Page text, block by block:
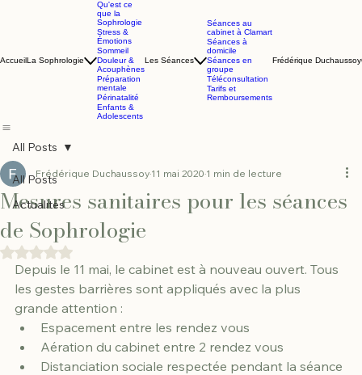
AccueilLa Sophrologie
Qu'est ce
que la
Sophrologie
Stress &
Émotions
Sommeil
Douleur &
Acouphènes
Préparation
mentale
Périnatalité
Enfants &
Adolescents
Les Séances
Séances au
cabinet à Clamart
Séances à
domicile
Séances en
groupe
Téléconsultation
Tarifs et
Remboursements
Frédérique Duchaussoy
All Posts
Actualités
All Posts
Mesures sanitaires pour les séances
de Sophrologie
Frédérique Duchaussoy 11 mai 2020 1 min de lecture
Noté NaN étoiles sur 5.
Depuis le 11 mai, le cabinet est à nouveau ouvert. Tous
les gestes barrières sont appliqués avec la plus
grande attention :
Espacement entre les rendez vous
Aération du cabinet entre 2 rendez vous
Distanciation sociale respectée pendant la séance